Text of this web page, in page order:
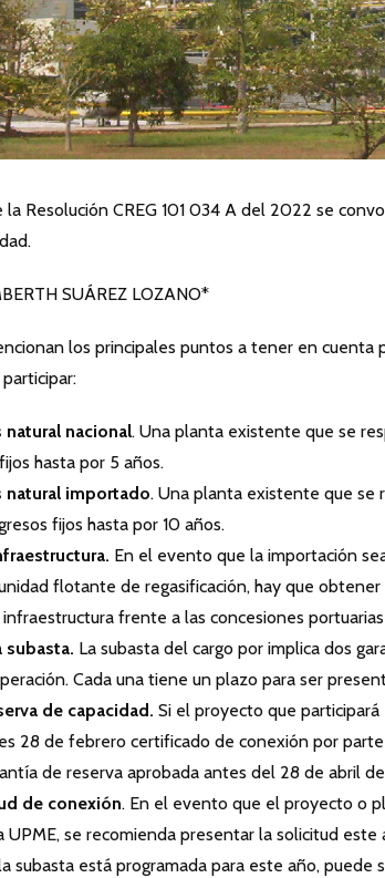
la Resolución CREG 101 034 A del 2022 se
SUÁREZ LOZANO*
los principales puntos a tener en
natural nacional. Una planta existente que se
hasta por 5 años.
natural importado. Una planta existente que se
fijos hasta por 10 años.
En el evento que la importación
flotante de regasificación, hay que
frente a las concesiones
subasta. La subasta del cargo por implica dos
Cada una tiene un plazo para ser
de capacidad. Si el proyecto que
28 de febrero certificado de conexión por
de reserva aprobada antes del 28 de abril
de conexión. En el evento que el proyecto o
UPME, se recomienda presentar la solicitud este
subasta está programada para este año,